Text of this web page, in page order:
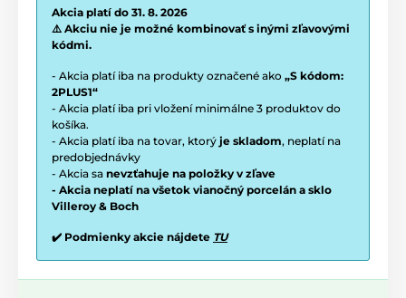
Akcia platí do 31. 8. 2026
⚠️ Akciu nie je možné kombinovať s inými zľavovými
kódmi.
- Akcia platí iba na produkty označené ako „S kódom:
2PLUS1“
- Akcia platí iba pri vložení minimálne 3 produktov do
košíka.
- Akcia platí iba na tovar, ktorý je skladom, neplatí na
predobjednávky
- Akcia sa nevzťahuje na položky v zľave
- Akcia neplatí na všetok vianočný porcelán a sklo
Villeroy & Boch
✔️ Podmienky akcie nájdete TU